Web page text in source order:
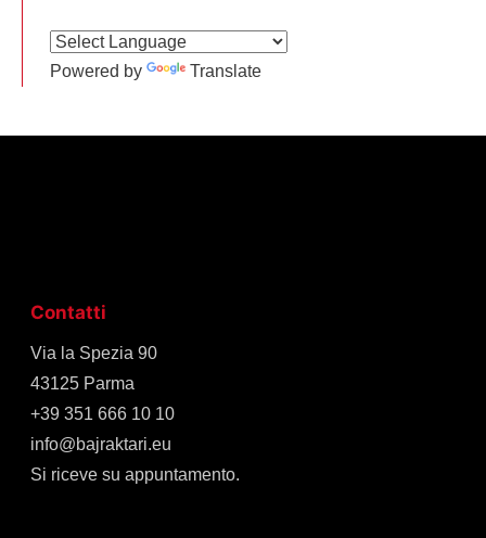
Powered by Translate
Contatti
Via la Spezia 90
43125 Parma
+39 351 666 10 10
info@bajraktari.eu
Si riceve su appuntamento.